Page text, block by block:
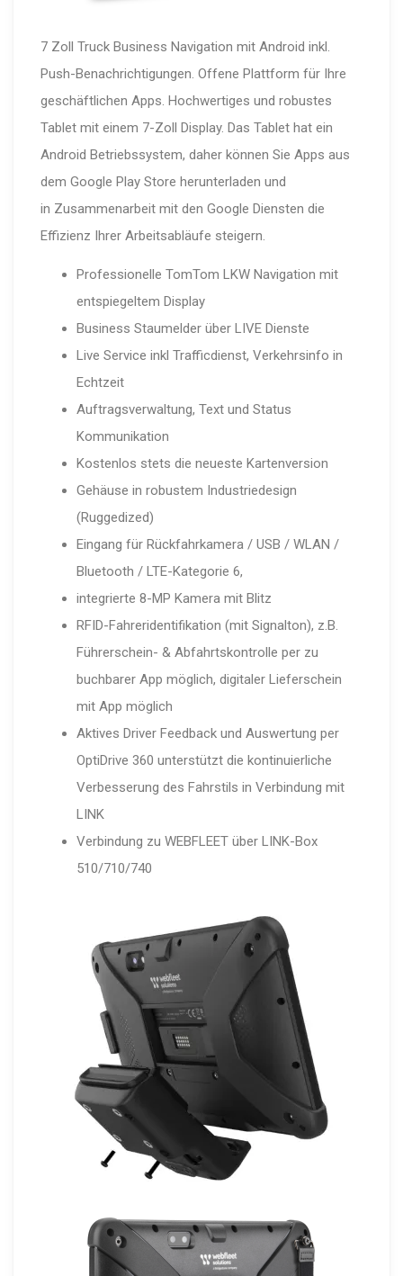
7 Zoll Truck Business Navigation mit Android inkl.
Push-Benachrichtigungen. Offene Plattform für Ihre
geschäftlichen Apps. Hochwertiges und robustes
Tablet mit einem 7-Zoll Display. Das Tablet hat ein
Android Betriebssystem, daher können Sie Apps aus
dem Google Play Store herunterladen und
in Zusammenarbeit mit den Google Diensten die
Effizienz Ihrer Arbeitsabläufe steigern.
Professionelle TomTom LKW Navigation mit
entspiegeltem Display
Business Staumelder über LIVE Dienste
Live Service inkl Trafficdienst, Verkehrsinfo in
Echtzeit
Auftragsverwaltung, Text und Status
Kommunikation
Kostenlos stets die neueste Kartenversion
Gehäuse in robustem Industriedesign
(Ruggedized)
Eingang für Rückfahrkamera / USB / WLAN /
Bluetooth / LTE-Kategorie 6,
integrierte 8-MP Kamera mit Blitz
RFID-Fahreridentifikation (mit Signalton), z.B.
Führerschein- & Abfahrtskontrolle per zu
buchbarer App möglich, digitaler Lieferschein
mit App möglich
Aktives Driver Feedback und Auswertung per
OptiDrive 360 unterstützt die kontinuierliche
Verbesserung des Fahrstils in Verbindung mit
LINK
Verbindung zu WEBFLEET über LINK-Box
510/710/740